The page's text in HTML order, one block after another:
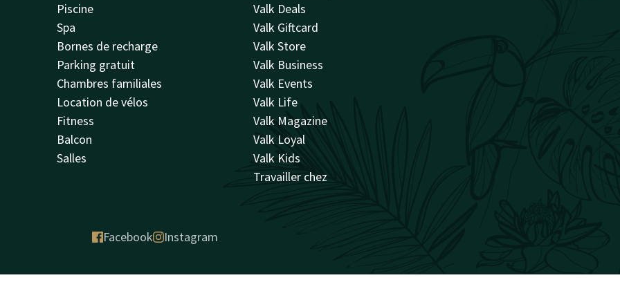
Piscine
Spa
Bornes de recharge
Parking gratuit
Chambres familiales
Location de vélos
Fitness
Balcon
Salles
Valk Deals
Valk Giftcard
Valk Store
Valk Business
Valk Events
Valk Life
Valk Magazine
Valk Loyal
Valk Kids
Travailler chez
Facebook Instagram